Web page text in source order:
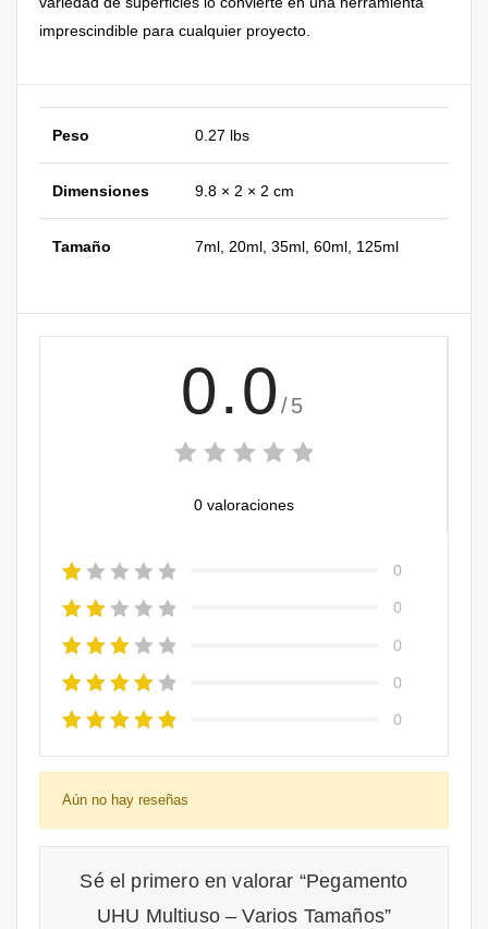
imprescindible para cualquier proyecto.
Peso 0.27 lbs
Dimensiones 9.8 × 2 × 2 cm
Tamaño 7ml, 20ml, 35ml, 60ml, 125ml
0.0 /5
0 valoraciones
0
0
0
0
0
Aún no hay reseñas
Sé el primero en valorar “Pegamento
UHU Multiuso – Varios Tamaños”